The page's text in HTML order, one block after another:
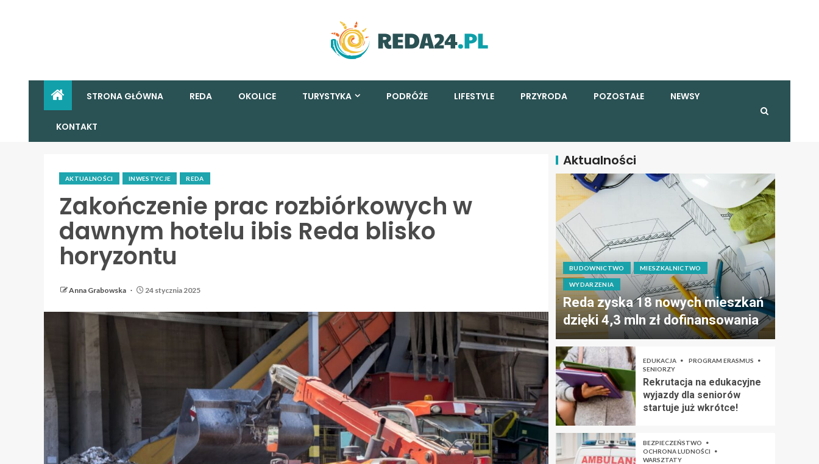
STRONA GŁÓWNA REDA OKOLICE TURYSTYKA PODRÓŻE LIFESTYLE PRZYRODA POZOSTAŁE NEWSY
KONTAKT
AKTUALNOŚCI INWESTYCJE REDA
Zakończenie prac rozbiórkowych w
dawnym hotelu ibis Reda blisko
horyzontu
Anna Grabowska 24 stycznia 2025
Aktualności
BUDOWNICTWO MIESZKALNICTWO
WYDARZENIA
Reda zyska 18 nowych mieszkań
dzięki 4,3 mln zł dofinansowania
EDUKACJA
PROGRAM ERASMUS
SENIORZY
Rekrutacja na edukacyjne
wyjazdy dla seniorów
startuje już wkrótce!
BEZPIECZEŃSTWO
OCHRONA LUDNOŚCI
WARSZTATY